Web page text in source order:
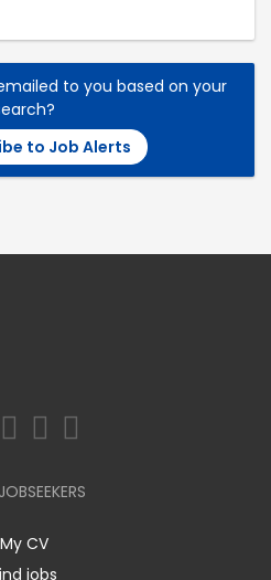
to you based on your
to Job Alerts
My CV
jobs